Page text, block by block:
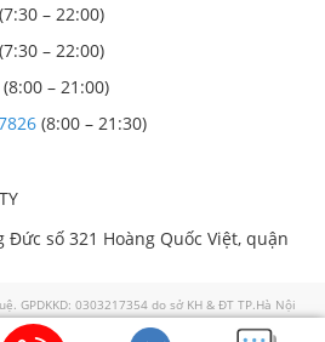
(7:30 – 22:00)
(7:30 – 22:00)
(8:00 – 21:00)
(8:00 – 21:30)
số 321 Hoàng Quốc Việt, quận
GPDKKD: 0303217354 do sở KH & ĐT TP.Hà Nội
TTĐT do Sở TTTT TP HN cấp ngày 30/07/2018. Địa